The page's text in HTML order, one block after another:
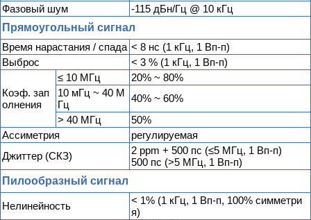
Фазовый шум
-115 дБн/Гц @ 10 кГц
Прямоугольный сигнал
Время нарастания / спада < 8 нс (1 кГц, 1 Вп-п)
Выброс
< 3 % (1 кГц, 1 Вп-п)
Коэф. зап
олнения
≤ 10 MГц
20% ~ 80%
10 мГц ~ 40 M
Гц
40% ~ 60%
> 40 MГц
50%
Ассиметрия
регулируемая
Джиттер (СКЗ)
2 ppm + 500 пс (≤5 МГц, 1 Вп-п)
500 пс (>5 МГц, 1 Вп-п)
Пилообразный сигнал
Нелинейность
< 1% (1 кГц, 1 Вп-п, 100% симметри
я)